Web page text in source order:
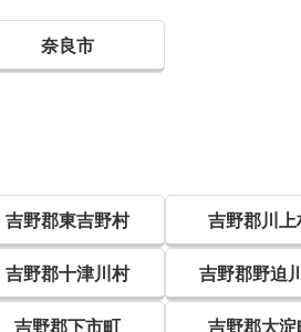
奈良市
吉野郡東吉野村 吉野郡川上
吉野郡十津川村 吉野郡野迫
吉野郡下市町 吉野郡大淀